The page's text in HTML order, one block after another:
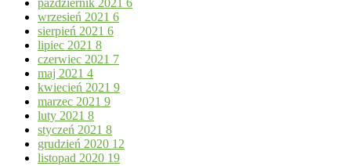
październik 2021 6
wrzesień 2021 6
sierpień 2021 6
lipiec 2021 8
czerwiec 2021 7
maj 2021 4
kwiecień 2021 9
marzec 2021 9
luty 2021 8
styczeń 2021 8
grudzień 2020 12
listopad 2020 19